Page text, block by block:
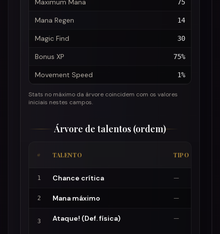
Maximum Mana 75
Mana Regen 14
Magic Find 30
Bonus XP 75%
Movement Speed 1%
Stats no máximo da árvore coincidem com os valores
iniciais nestes campos.
Árvore de talentos (ordem)
# TALENTO TIPO
1 Chance crítica —
2 Mana máximo —
3 Ataque! (Def. física) —